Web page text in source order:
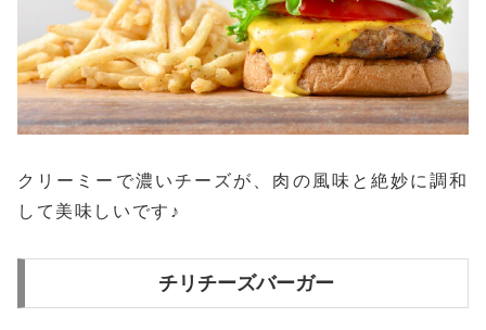
クリーミーで濃いチーズが、肉の風味と絶妙に調和
して美味しいです♪
チリチーズバーガー